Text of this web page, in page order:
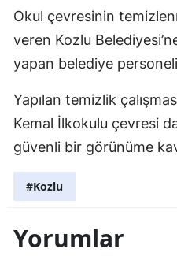
Okul çevresinin
veren Kozlu
yapan belediye
Yapılan temizlik
Kemal İlkokulu çevresi
güvenli bir görünüme
#Kozlu
Yorumlar